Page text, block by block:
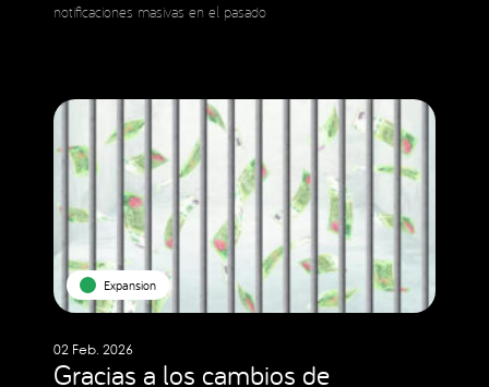
notificaciones masivas en el pasado
Expansion
02 Feb. 2026
Gracias a los cambios de